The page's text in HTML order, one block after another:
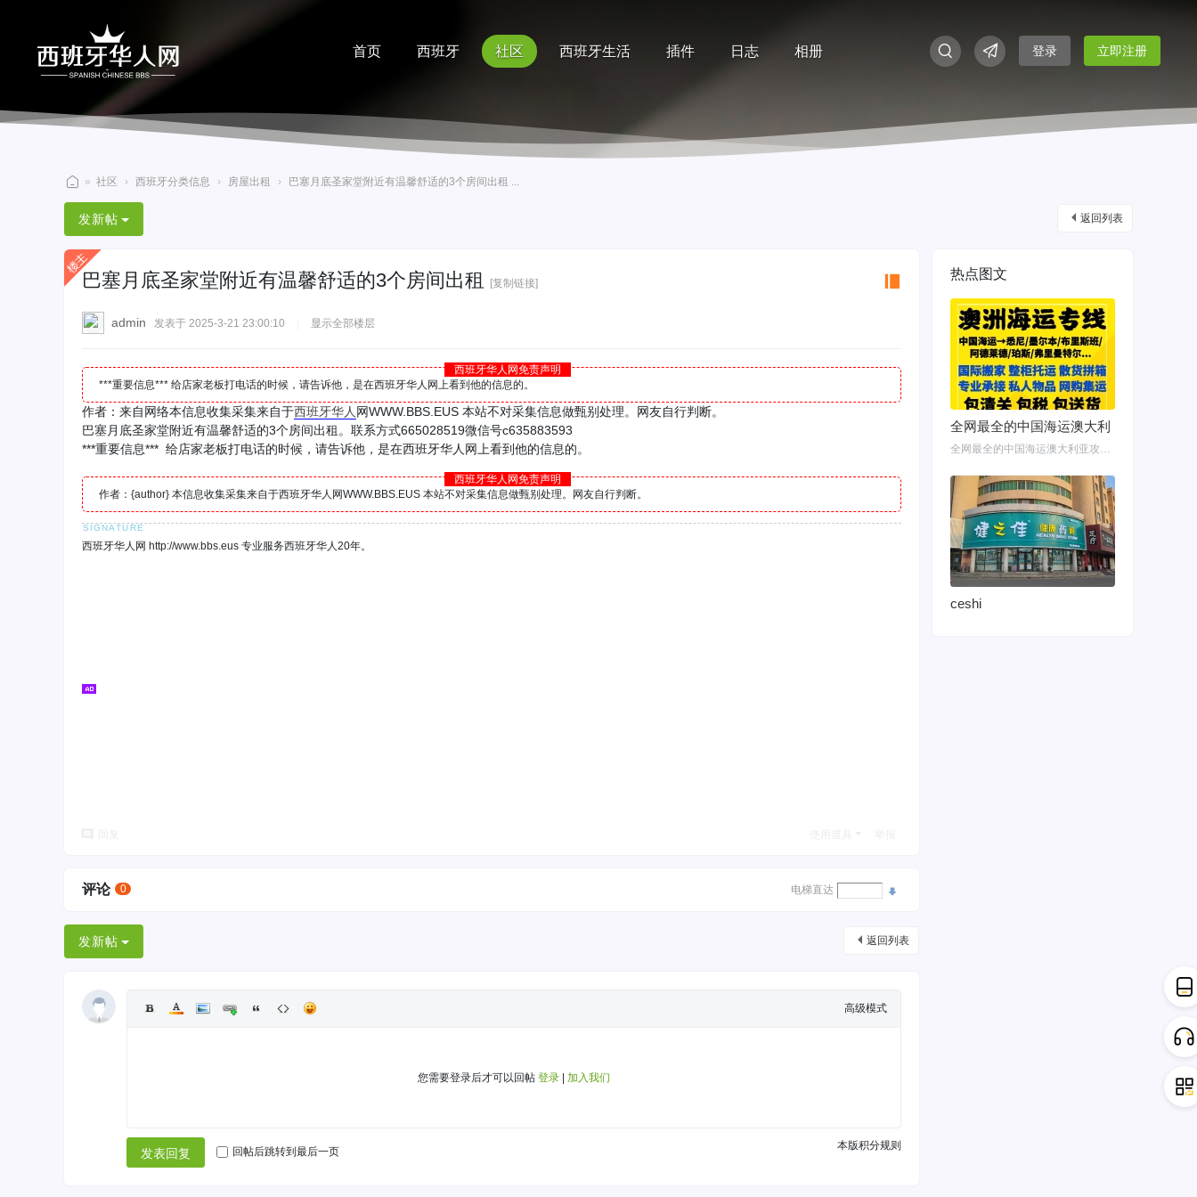
首页 西班牙 社区 西班牙生活 插件 日志 相册 登录 立即注册
西
班
牙
华
» 社区 › 西班牙分类信息 › 房屋出租 › 巴塞月底圣家堂附近有温馨舒适的3个房间出租 ...
返回列表
发新帖
巴塞月底圣家堂附近有温馨舒适的3个房间出租 [复制链接]
admin 发表于 2025-3-21 23:00:10 显示全部楼层
西班牙华人网免责声明
***重要信息*** 给店家老板打电话的时候，请告诉他，是在西班牙华人网上看到他的信息的。
作者：来自网络本信息收集采集来自于西班牙华人 网WWW.BBS.EUS 本站不对采集信息做甄别处理。网友自行判断。
巴塞月底圣家堂附近有温馨舒适的3个房间出租。联系方式665028519微信号c635883593
***重要信息*** 给店家老板打电话的时候，请告诉他，是在西班牙华人网上看到他的信息的。
西班牙华人网免责声明
作者：{author} 本信息收集采集来自于西班牙华人网WWW.BBS.EUS 本站不对采集信息做甄别处理。网友自行判断。
西班牙华人网 http://www.bbs.eus 专业服务西班牙华人20年。
评论 0 电梯直达
返回列表
发新帖
高级模式
您需要登录后才可以回帖 登录 加入我们
本版积分规则
发表回复 回帖后跳转到最后一页
热点图文
全网最全的中国海运澳大利
全网最全的中国海运澳大利亚攻略！细说如何把家具转运悉尼墨尔本布里斯班 国内网购
ceshi